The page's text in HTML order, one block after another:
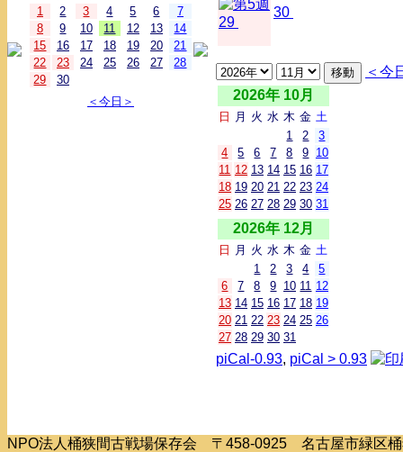
1
2 3 4 5 6
7
8
9 10 11 12 13
14
15
16 17 18 19 20
21
22
23 24 25 26 27
28
29
30
＜今日＞
29
30
＜今
2026年 10月
日 月 火 水 木 金 土
1
2
3
4
5 6 7 8 9 10
11 12 13 14 15 16 17
18 19 20 21 22 23 24
25 26 27 28 29 30 31
2026年 12月
日 月 火 水 木 金 土
1
2 3 4
5
6
7 8 9 10 11 12
13 14 15 16 17 18 19
20 21 22 23 24 25 26
27 28 29 30 31
piCal-0.93, piCal > 0.93
NPO法人桶狭間古戦場保存会 〒458-0925 名古屋市緑区